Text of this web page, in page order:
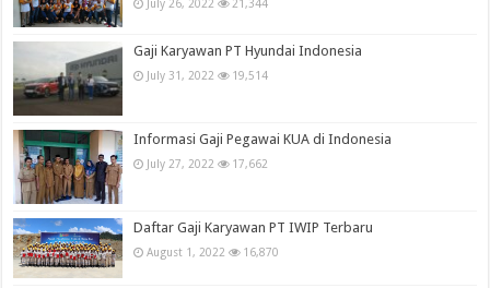
July 26, 2022 21,344
Gaji Karyawan PT Hyundai Indonesia
July 31, 2022 19,514
Informasi Gaji Pegawai KUA di Indonesia
July 27, 2022 17,662
Daftar Gaji Karyawan PT IWIP Terbaru
August 1, 2022 16,870